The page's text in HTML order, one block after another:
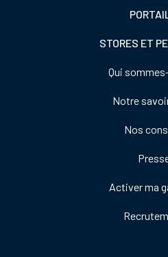
STORES ET
Qui
Notre
Nos
Activer ma